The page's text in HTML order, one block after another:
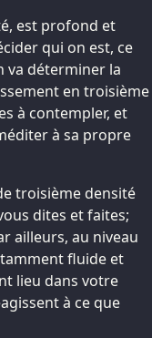
est profond et
qui on est, ce
va déterminer la
en troisième
à contempler, et
à sa propre
troisième densité
dites et faites;
ailleurs, au niveau
fluide et
lieu dans votre
à ce que